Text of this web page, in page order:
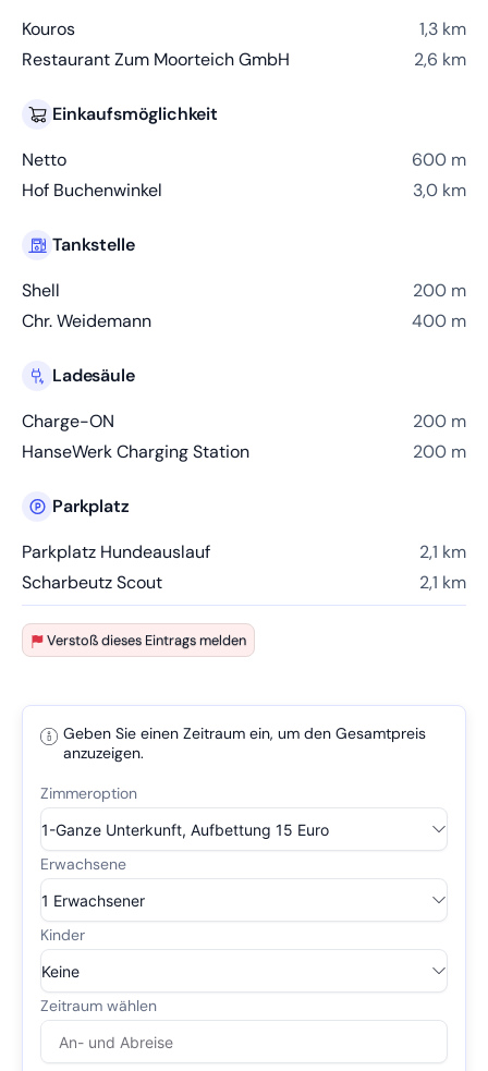
Kouros
1,3 km
Restaurant Zum Moorteich GmbH
2,6 km
Einkaufsmöglichkeit
Netto
600 m
Hof Buchenwinkel
3,0 km
Tankstelle
Shell
200 m
Chr. Weidemann
400 m
Ladesäule
Charge-ON
200 m
HanseWerk Charging Station
200 m
Parkplatz
Parkplatz Hundeauslauf
2,1 km
Scharbeutz Scout
2,1 km
Verstoß dieses Eintrags melden
Geben Sie einen Zeitraum ein, um den Gesamtpreis
anzuzeigen.